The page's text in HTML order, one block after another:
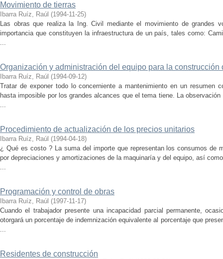
Movimiento de tierras
Ibarra Ruíz, Raúl (1994-11-25)
Las obras que realiza la Ing. Civil mediante el movimiento de grandes
importancia que constituyen la infraestructura de un país, tales como:
...
Organización y administración del equipo para la construcción
Ibarra Ruíz, Raúl (1994-09-12)
Tratar de exponer todo lo concerniente a mantenimiento en un resumen
hasta imposible por los grandes alcances que el tema tiene. La
...
Procedimiento de actualización de los precios unitarios
Ibarra Ruíz, Raúl (1994-04-18)
¿ Qué es costo ? La suma del importe que representan los consumos de
por depreciaciones y amortizaciones de la maquinaría y del equipo, así
...
Programación y control de obras
Ibarra Ruíz, Raúl (1997-11-17)
Cuando el trabajador presente una incapacidad parcial permanente,
otorgará un porcentaje de indemnización equivalente al porcentaje que
...
Residentes de construcción